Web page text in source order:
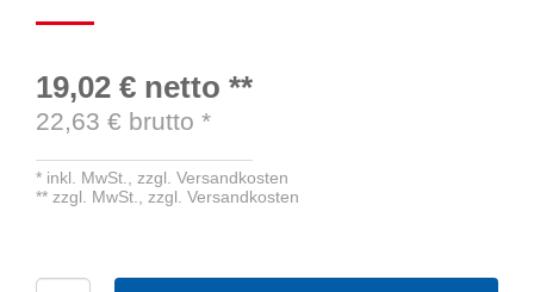
19,02 € netto **
22,63 € brutto *
* inkl. MwSt., zzgl. Versandkosten
** zzgl. MwSt., zzgl. Versandkosten